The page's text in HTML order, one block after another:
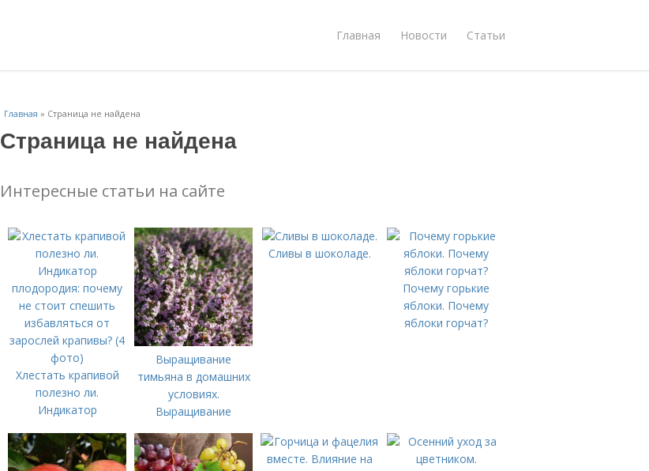
Главная Новости Статьи
Главная » Страница не найдена
Страница не найдена
Интересные статьи на сайте
Хлестать крапивой
полезно ли.
Индикатор
не стоит спешить
избавляться от
Выращивание
тимьяна в домашних
условиях.
Выращивание
Сливы в шоколаде.
Почему горькие
яблоки. Почему
яблоки горчат?